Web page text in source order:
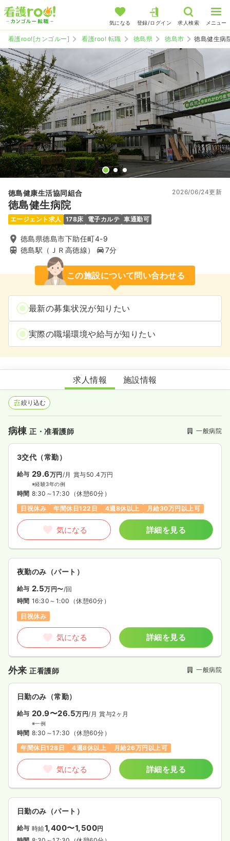
気になる 登録/ログイン 求人検索 メニュー
看護roo![カンゴルー] 看護roo! 転職 徳島県 徳島市 徳島健生病
徳島健康生活協同組合
徳島健生病院
2026/06/24更新
エージェント求人 178床 電子カルテ 車通勤可
徳島県徳島市下助任町4-9
徳島駅（ＪＲ高徳線）
7分
この施設について問い合わせる
最新の募集状況が知りたい
実際の職場環境や給与が知りたい
徳島健生病院
求人情報 施設情報
絞り込む
病棟正・准看護師 一般病院
3交代（常勤）
給与 29.6万円/月 賞与50.4万円
※経験3年の例
時間 8:30～17:30 （休憩60分）
日祝休み
年間休日122日 4週8休以上 月給30万円以上可
気になる 詳細を見る
夜勤のみ（パート）
給与 2.5万円〜/回
時間 16:30～1:00 （休憩60分）
日祝休み
気になる 詳細を見る
外来正看護師 一般病院
日勤のみ（常勤）
給与 20.9〜26.5万円/月 賞与2ヶ月
※一例
時間 8:30～17:30 （休憩60分）
年間休日128日
4週8休以上 月給26万円以上可
気になる 詳細を見る
日勤のみ（パート）
給与 時給1,400〜1,500円